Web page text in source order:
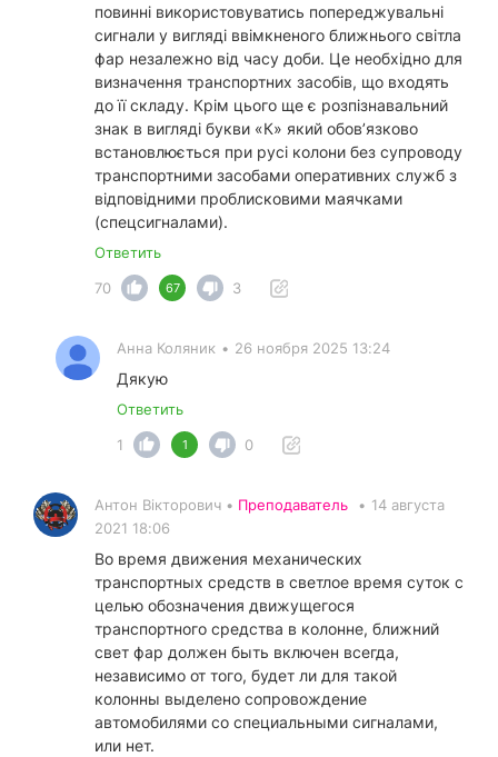
повинні використовуватись попереджувальні
сигнали у вигляді ввімкненого ближнього світла
фар незалежно від часу доби. Це необхідно для
визначення транспортних засобів, що входять
до її складу. Крім цього ще є розпізнавальний
знак в вигляді букви «К» який обов’язково
встановлюється при русі колони без супроводу
транспортними засобами оперативних служб з
відповідними проблисковими маячками
(спецсигналами).
Ответить
70
67 3
Анна Коляник • 26 ноября 2025 13:24
Дякую
Ответить
1
1 0
Антон Вікторович • Преподаватель • 14 августа
2021 18:06
Во время движения механических
транспортных средств в светлое время суток с
целью обозначения движущегося
транспортного средства в колонне, ближний
свет фар должен быть включен всегда,
независимо от того, будет ли для такой
колонны выделено сопровождение
автомобилями со специальными сигналами,
или нет.